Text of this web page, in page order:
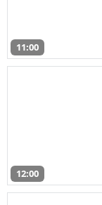
11:00
12:00